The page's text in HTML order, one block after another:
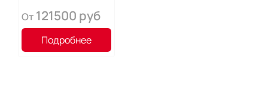
От121500 руб
Подробнее